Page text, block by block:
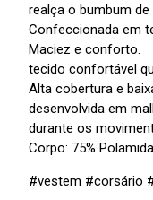
realça o bumbum
Confeccionada em
Maciez e conforto.
tecido confortável
Alta cobertura e
desenvolvida em
durante os
Corpo: 75%
#vestem #corsário